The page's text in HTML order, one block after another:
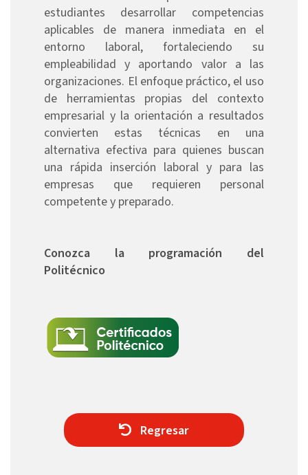
estudiantes desarrollar competencias
aplicables de manera inmediata en el
entorno laboral, fortaleciendo su
empleabilidad y aportando valor a las
organizaciones. El enfoque práctico, el uso
de herramientas propias del contexto
empresarial y la orientación a resultados
convierten estas técnicas en una
alternativa efectiva para quienes buscan
una rápida inserción laboral y para las
empresas que requieren personal
competente y preparado.
Conozca la programación del
Politécnico
Regresar